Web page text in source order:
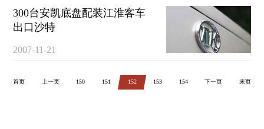
300台安凯底盘配装江淮客车
出口沙特
2007-11-21
首页 上一页 150 151 152 153 154 下一页 末页